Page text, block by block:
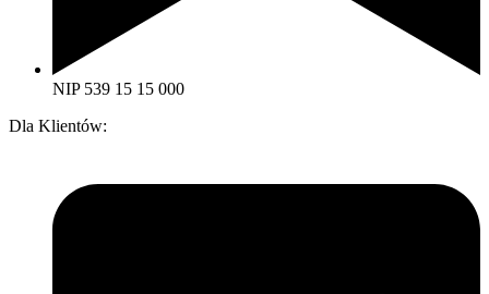
NIP 539 15 15 000
Dla Klientów: